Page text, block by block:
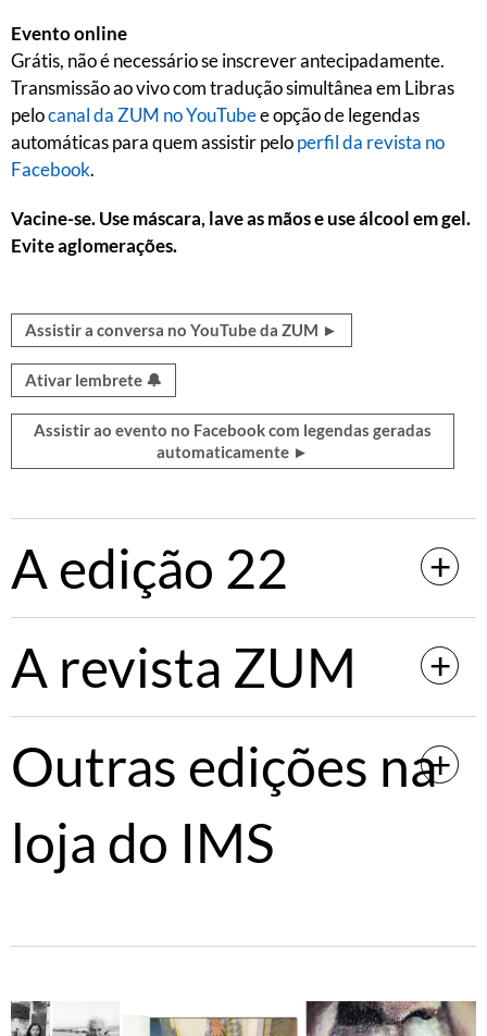
Evento online
Grátis, não é necessário se inscrever antecipadamente.
Transmissão ao vivo com tradução simultânea em Libras
pelocanal da ZUM no YouTubee opção de legendas
automáticas para quem assistir peloperfil da revista no
Facebook.
Vacine-se. Use máscara, lave as mãos e use álcool em gel.
Evite aglomerações.
Assistir a conversa no YouTube da ZUM ►
Ativar lembrete 🔔
Assistir ao evento no Facebook com legendas geradas
automaticamente ►
A edição 22
A revista ZUM
Outras edições na
loja do IMS